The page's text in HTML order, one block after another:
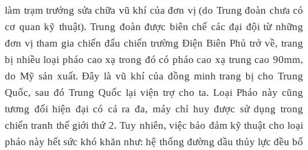
làm trạm trưởng sửa chữa vũ khí của đơn vị (do Trung đoàn chưa có
cơ quan kỹ thuật). Trung đoàn được biên chế các đại đội từ những
đơn vị tham gia chiến đấu chiến trường Điện Biên Phủ trở về, trang
bị nhiều loại pháo cao xạ trong đó có pháo cao xạ trung cao 90mm,
do Mỹ sản xuất. Đây là vũ khí của đồng minh trang bị cho Trung
Quốc, sau đó Trung Quốc lại viện trợ cho ta. Loại Pháo này cũng
tương đối hiện đại có cả ra đa, máy chỉ huy được sử dụng trong
chiến tranh thế giới thứ 2. Tuy nhiên, việc bảo đảm kỹ thuật cho loại
pháo này hết sức khó khăn như: hệ thống đường dầu thủy lực đều bố